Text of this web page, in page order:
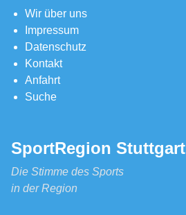
Wir über uns
Impressum
Datenschutz
Kontakt
Anfahrt
Suche
SportRegion Stuttgart
Die Stimme des Sports
in der Region